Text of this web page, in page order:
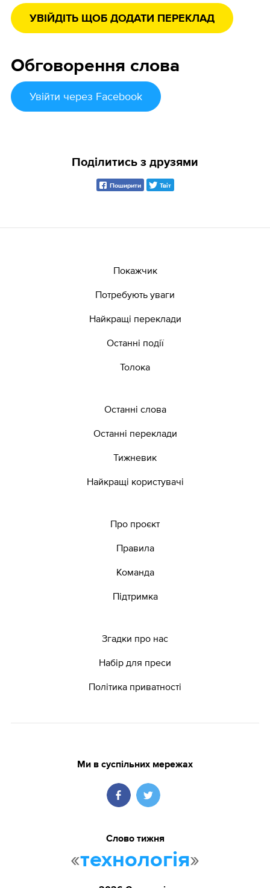
УВІЙДІТЬ ЩОБ ДОДАТИ ПЕРЕКЛАД
Обговорення слова
Увійти через Facebook
Поділитись з друзями
Поширити Твіт
Покажчик
Потребують уваги
Найкращі переклади
Останні події
Толока
Останні слова
Останні переклади
Тижневик
Найкращі користувачі
Про проєкт
Правила
Команда
Підтримка
Згадки про нас
Набір для преси
Політика приватності
Ми в суспільних мережах
Слово тижня
«технологія»